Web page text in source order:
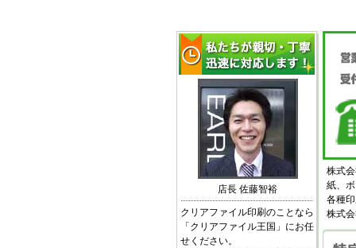
店長 佐藤智裕
クリアファイル印刷のことなら
「クリアファイル王国」にお任
せください。
株式
紙、
各種
株式